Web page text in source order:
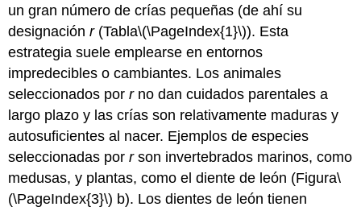
un gran número de crías pequeñas (de ahí su
designaciónr(Tabla\(\PageIndex{1}\)). Esta
estrategia suele emplearse en entornos
impredecibles o cambiantes. Los animales
seleccionados porrno dan cuidados parentales a
largo plazo y las crías son relativamente maduras y
autosuficientes al nacer. Ejemplos de especies
seleccionadas porrson invertebrados marinos, como
medusas, y plantas, como el diente de león (Figura\
(\PageIndex{3}\) b). Los dientes de león tienen